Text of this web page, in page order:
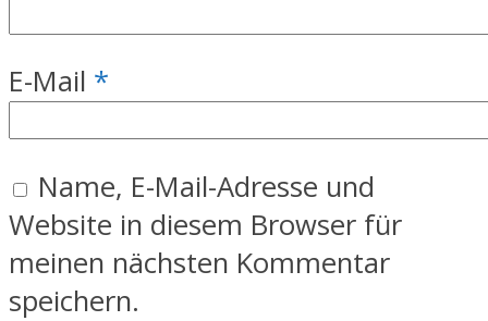
E-Mail *
Name, E-Mail-Adresse und
Website in diesem Browser für
meinen nächsten Kommentar
speichern.